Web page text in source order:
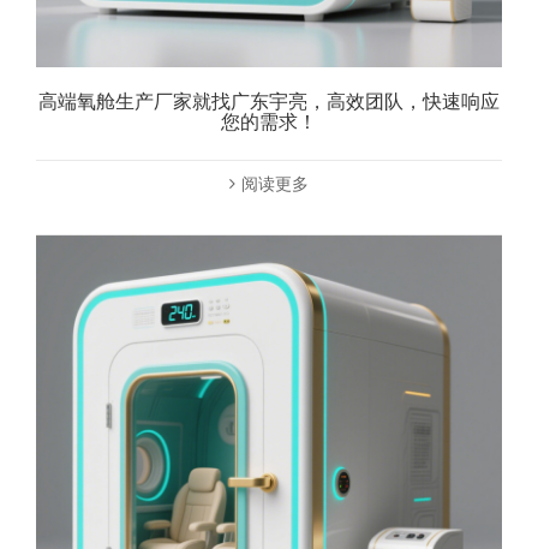
高端氧舱生产厂家就找广东宇亮，高效团队，快速响应
您的需求！
阅读更多